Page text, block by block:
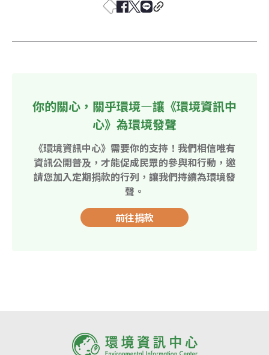
你的關心，關乎環境—讓《環境資訊中
心》為環境發聲
《環境資訊中心》需要你的支持！我們相信唯有
資訊公開普及，才能促成民眾的參與和行動，邀
請您加入定期捐款的行列，讓我們持續為環境發
聲。
前往捐款